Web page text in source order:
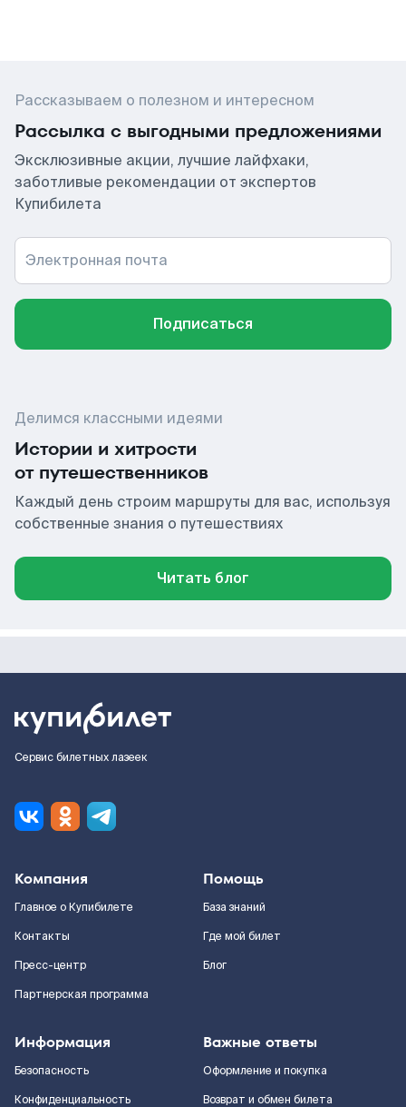
Рассказываем о полезном и интересном
Рассылка с выгодными предложениями
Эксклюзивные акции, лучшие лайфхаки,
заботливые рекомендации от экспертов
Купибилета
Электронная почта
Подписаться
Делимся классными идеями
Истории и хитрости
от путешественников
Каждый день строим маршруты для вас, используя
собственные знания о путешествиях
Читать блог
Сервис билетных лазеек
Компания
Главное о Купибилете
Контакты
Пресс-центр
Партнерская программа
Помощь
База знаний
Где мой билет
Блог
Информация
Безопасность
Конфиденциальность
Важные ответы
Оформление и покупка
Возврат и обмен билета